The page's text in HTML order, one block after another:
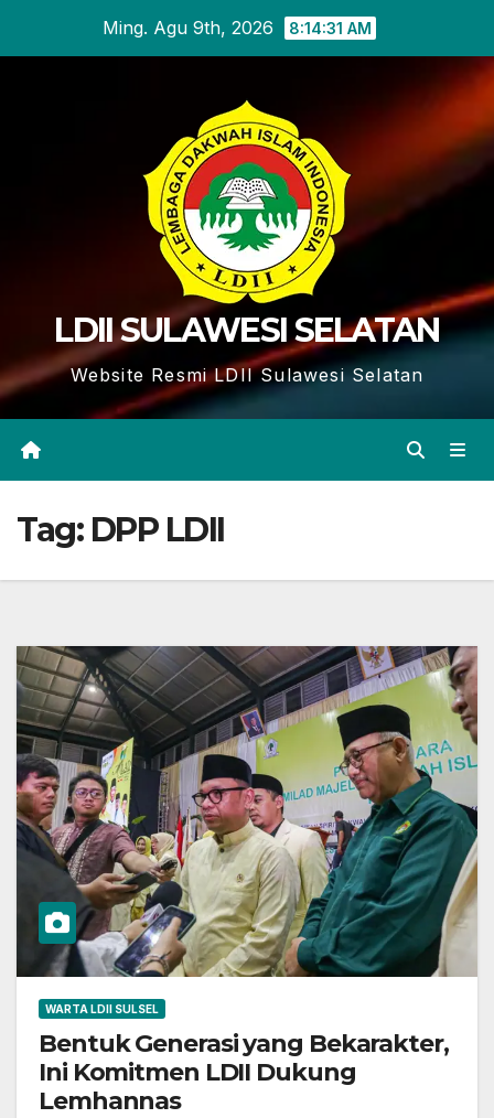
Ming. Agu 9th, 2026 8:14:33 AM
LDII SULAWESI SELATAN
Website Resmi LDII Sulawesi Selatan
Tag: DPP LDII
WARTA LDII SULSEL
Bentuk Generasi yang Bekarakter,
Ini Komitmen LDII Dukung
Lemhannas